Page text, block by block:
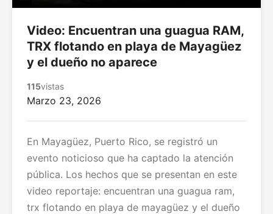
Video: Encuentran una guagua RAM,
TRX flotando en playa de Mayagüez
y el dueño no aparece
115vistas
Marzo 23, 2026
En Mayagüez, Puerto Rico, se registró un
evento noticioso que ha captado la atención
pública. Los hechos que se presentan en este
video reportaje: encuentran una guagua ram,
trx flotando en playa de mayagüez y el dueño